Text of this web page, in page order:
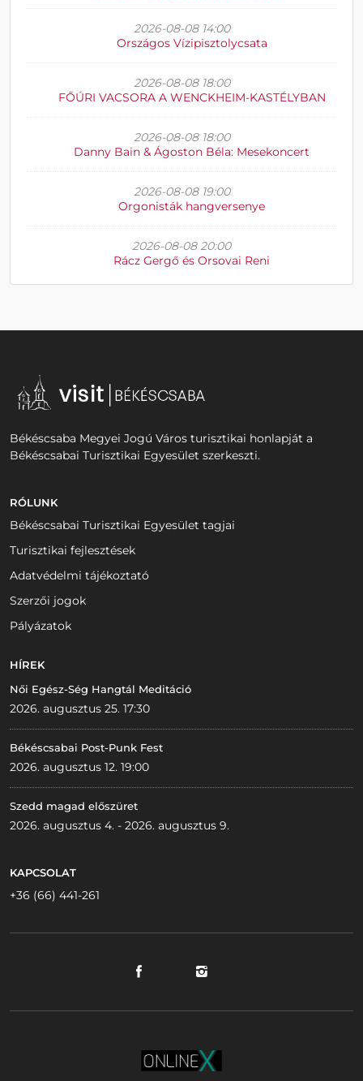
2026-08-08 14:00
Országos Vízipisztolycsata
2026-08-08 18:00
FŐÚRI VACSORA A WENCKHEIM-KASTÉLYBAN
2026-08-08 18:00
Danny Bain & Ágoston Béla: Mesekoncert
2026-08-08 19:00
Orgonisták hangversenye
2026-08-08 20:00
Rácz Gergő és Orsovai Reni
Békéscsaba Megyei Jogú Város turisztikai honlapját a
Békéscsabai Turisztikai Egyesület szerkeszti.
RÓLUNK
Békéscsabai Turisztikai Egyesület tagjai
Turisztikai fejlesztések
Adatvédelmi tájékoztató
Szerzői jogok
Pályázatok
HÍREK
Női Egész-Ség Hangtál Meditáció
2026. augusztus 25. 17:30
Békéscsabai Post-Punk Fest
2026. augusztus 12. 19:00
Szedd magad előszüret
2026. augusztus 4. - 2026. augusztus 9.
KAPCSOLAT
+36 (66) 441-261